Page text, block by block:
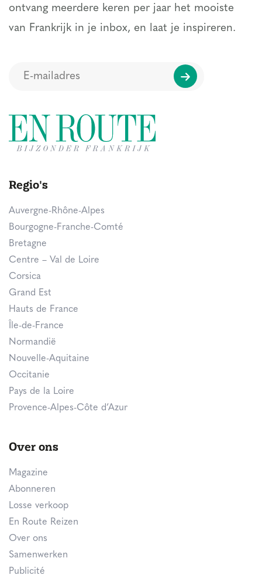
ontvang meerdere keren per jaar het mooiste
van Frankrijk in je inbox, en laat je inspireren.
Regio's
Auvergne-Rhône-Alpes
Bourgogne-Franche-Comté
Bretagne
Centre – Val de Loire
Corsica
Grand Est
Hauts de France
Île-de-France
Normandië
Nouvelle-Aquitaine
Occitanie
Pays de la Loire
Provence-Alpes-Côte d’Azur
Over ons
Magazine
Abonneren
Losse verkoop
En Route Reizen
Over ons
Samenwerken
Publicité